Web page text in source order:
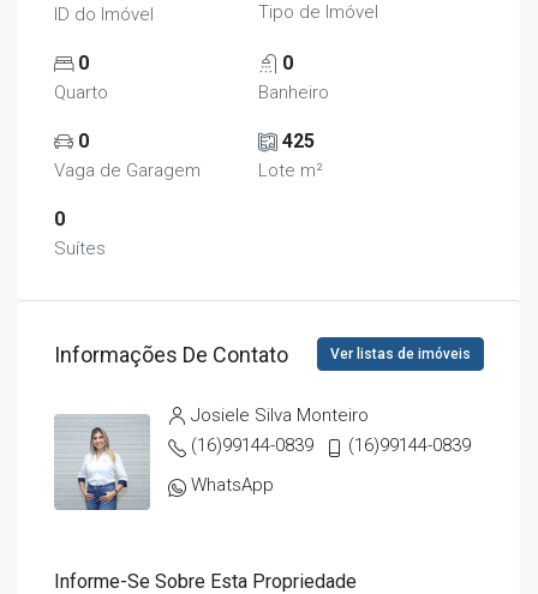
ID do Imóvel Tipo de Imóvel
0
Quarto
0
Banheiro
0
Vaga de Garagem
425
Lote m²
0
Suítes
Informações De Contato Ver listas de imóveis
Josiele Silva Monteiro
(16)99144-0839
(16)99144-0839
WhatsApp
Informe-Se Sobre Esta Propriedade